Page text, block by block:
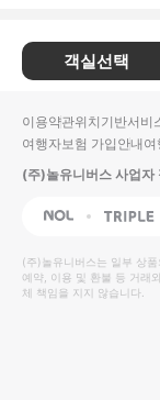
객실선택
이용약관위치기반서비
여행자보험 가입안내
(주)놀유니버스 사업자
NOL Triple
(주)놀유니버스는 일부 상
예약, 이용 및 환불 등 거래
체 책임을 지지 않습니다.